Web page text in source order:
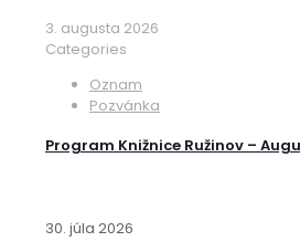
3. augusta 2026
Categories
Oznam
Pozvánka
Program Knižnice Ružinov –
30. júla 2026